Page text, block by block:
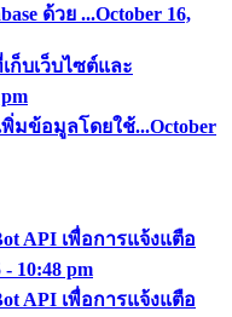
ด้วย ...October 16,
ก็บเว็บไซต์และ
พิ่มข้อมูลโดยใช้...October
API เพื่อการแจ้งแตือ
- 10:48 pm
API เพื่อการแจ้งแตือ